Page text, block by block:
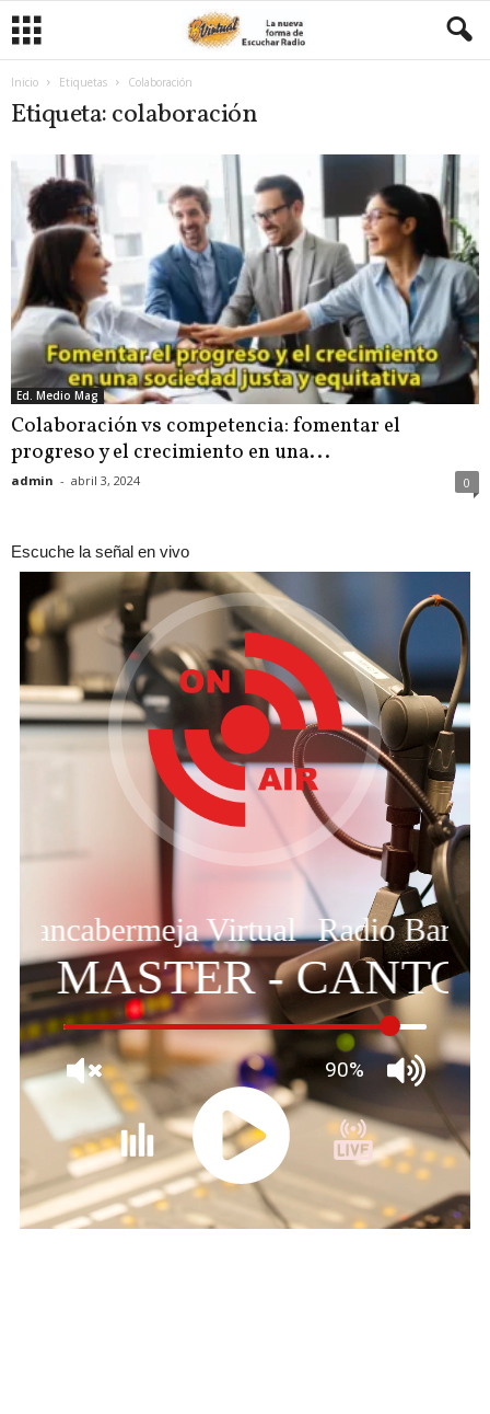
Inicio Etiquetas Colaboración
Etiqueta: colaboración
Ed. Medio Mag
Colaboración vs competencia: fomentar el
progreso y el crecimiento en una...
admin - abril 3, 2024 0
Escuche la señal en vivo